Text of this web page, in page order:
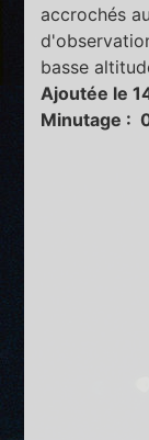
accrochés
basse
Ajoutée le
Minutage :